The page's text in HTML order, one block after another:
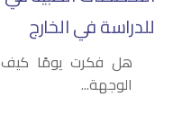
للدراسة في الخارج
هل فكرت يومًا كيف
الوجهة...